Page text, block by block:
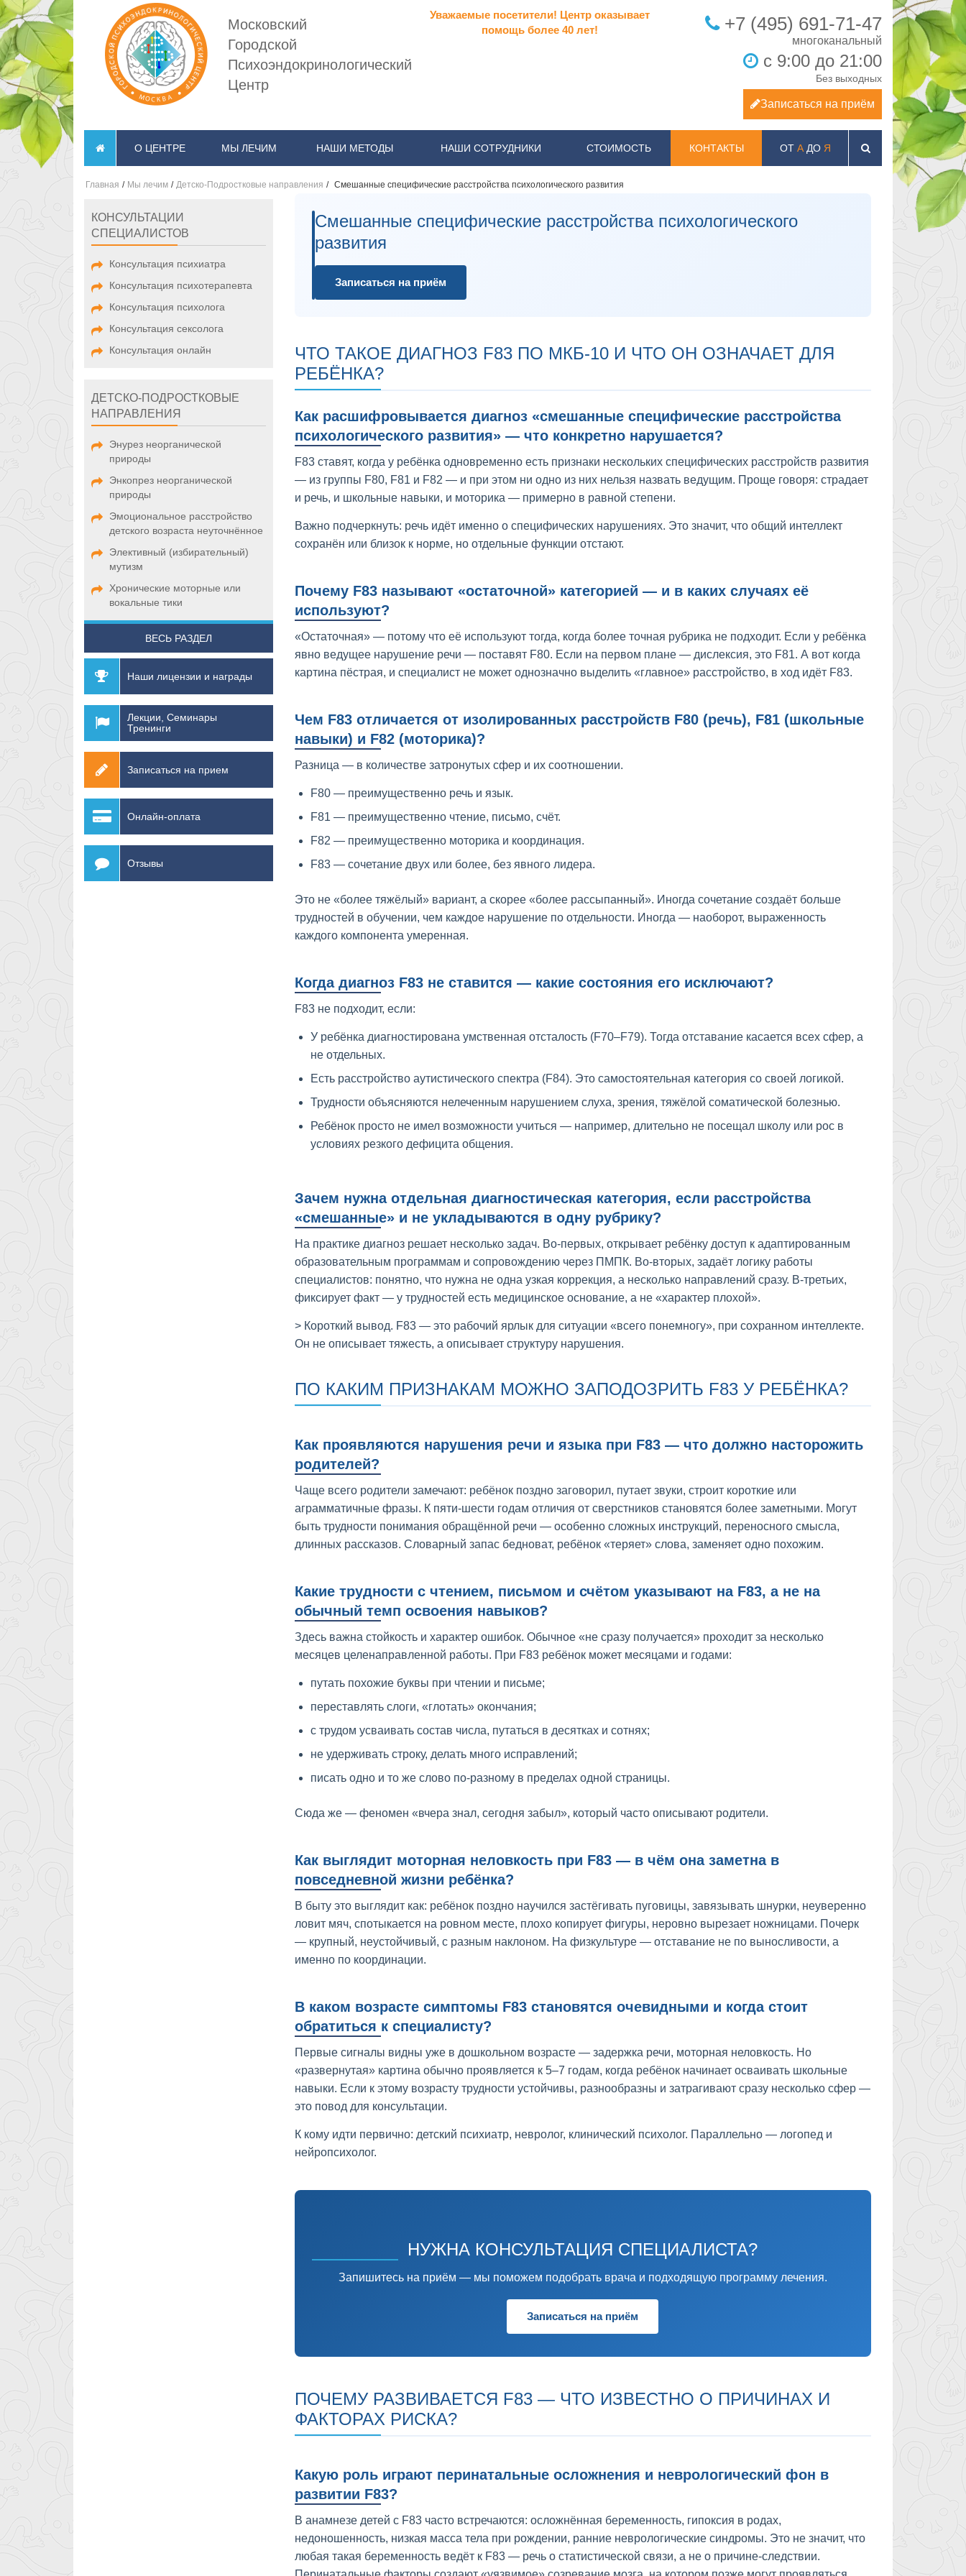
Московский
Городской
Психоэндокринологический
Центр
Уважаемые посетители! Центр оказывает
помощь более 40 лет!
+7 (495) 691-71-47
с 9:00 до 21:00
Без выходных
Записаться на приём
О ЦЕНТРЕ МЫ ЛЕЧИМ НАШИ МЕТОДЫ НАШИ СОТРУДНИКИ СТОИМОСТЬ КОНТАКТЫ ОТ АДО Я
Главная / Мы лечим / Детско-Подростковые направления / Смешанные специфические расстройства психологического развития
КОНСУЛЬТАЦИИ
СПЕЦИАЛИСТОВ
Консультация психиатра
Консультация психотерапевта
Консультация психолога
Консультация сексолога
Консультация онлайн
ДЕТСКО-ПОДРОСТКОВЫЕ
НАПРАВЛЕНИЯ
Энурез неорганической
природы
Энкопрез неорганической
природы
Эмоциональное расстройство
детского возраста неуточнённое
Элективный (избирательный)
мутизм
Хронические моторные или
вокальные тики
ВЕСЬ РАЗДЕЛ
Наши лицензии и награды
Лекции, Семинары
Тренинги
Записаться на прием
Онлайн-оплата
Отзывы
Смешанные специфические расстройства психологического
развития
Записаться на приём
ЧТО ТАКОЕ ДИАГНОЗ F83 ПО МКБ-10 И ЧТО ОН ОЗНАЧАЕТ ДЛЯ
РЕБЁНКА?
Как расшифровывается диагноз «смешанные специфические расстройства
психологического развития» — что конкретно нарушается?
F83 ставят, когда у ребёнка одновременно есть признаки нескольких специфических расстройств развития
— из группы F80, F81 и F82 — и при этом ни одно из них нельзя назвать ведущим. Проще говоря: страдает
и речь, и школьные навыки, и моторика — примерно в равной степени.
Важно подчеркнуть: речь идёт именно о специфических нарушениях. Это значит, что общий интеллект
сохранён или близок к норме, но отдельные функции отстают.
Почему F83 называют «остаточной» категорией — и в каких случаях её
используют?
«Остаточная» — потому что её используют тогда, когда более точная рубрика не подходит. Если у ребёнка
явно ведущее нарушение речи — поставят F80. Если на первом плане — дислексия, это F81. А вот когда
картина пёстрая, и специалист не может однозначно выделить «главное» расстройство, в ход идёт F83.
Чем F83 отличается от изолированных расстройств F80 (речь), F81 (школьные
навыки) и F82 (моторика)?
Разница — в количестве затронутых сфер и их соотношении.
F80 — преимущественно речь и язык.
F81 — преимущественно чтение, письмо, счёт.
F82 — преимущественно моторика и координация.
F83 — сочетание двух или более, без явного лидера.
Это не «более тяжёлый» вариант, а скорее «более рассыпанный». Иногда сочетание создаёт больше
трудностей в обучении, чем каждое нарушение по отдельности. Иногда — наоборот, выраженность
каждого компонента умеренная.
Когда диагноз F83 не ставится — какие состояния его исключают?
F83 не подходит, если:
У ребёнка диагностирована умственная отсталость (F70–F79). Тогда отставание касается всех сфер, а
не отдельных.
Есть расстройство аутистического спектра (F84). Это самостоятельная категория со своей логикой.
Трудности объясняются нелеченным нарушением слуха, зрения, тяжёлой соматической болезнью.
Ребёнок просто не имел возможности учиться — например, длительно не посещал школу или рос в
условиях резкого дефицита общения.
Зачем нужна отдельная диагностическая категория, если расстройства
«смешанные» и не укладываются в одну рубрику?
На практике диагноз решает несколько задач. Во-первых, открывает ребёнку доступ к адаптированным
образовательным программам и сопровождению через ПМПК. Во-вторых, задаёт логику работы
специалистов: понятно, что нужна не одна узкая коррекция, а несколько направлений сразу. В-третьих,
фиксирует факт — у трудностей есть медицинское основание, а не «характер плохой».
> Короткий вывод. F83 — это рабочий ярлык для ситуации «всего понемногу», при сохранном интеллекте.
Он не описывает тяжесть, а описывает структуру нарушения.
ПО КАКИМ ПРИЗНАКАМ МОЖНО ЗАПОДОЗРИТЬ F83 У РЕБЁНКА?
Как проявляются нарушения речи и языка при F83 — что должно насторожить
родителей?
Чаще всего родители замечают: ребёнок поздно заговорил, путает звуки, строит короткие или
аграмматичные фразы. К пяти-шести годам отличия от сверстников становятся более заметными. Могут
быть трудности понимания обращённой речи — особенно сложных инструкций, переносного смысла,
длинных рассказов. Словарный запас бедноват, ребёнок «теряет» слова, заменяет одно похожим.
Какие трудности с чтением, письмом и счётом указывают на F83, а не на
обычный темп освоения навыков?
Здесь важна стойкость и характер ошибок. Обычное «не сразу получается» проходит за несколько
месяцев целенаправленной работы. При F83 ребёнок может месяцами и годами:
путать похожие буквы при чтении и письме;
переставлять слоги, «глотать» окончания;
с трудом усваивать состав числа, путаться в десятках и сотнях;
не удерживать строку, делать много исправлений;
писать одно и то же слово по-разному в пределах одной страницы.
Сюда же — феномен «вчера знал, сегодня забыл», который часто описывают родители.
Как выглядит моторная неловкость при F83 — в чём она заметна в
повседневной жизни ребёнка?
В быту это выглядит как: ребёнок поздно научился застёгивать пуговицы, завязывать шнурки, неуверенно
ловит мяч, спотыкается на ровном месте, плохо копирует фигуры, неровно вырезает ножницами. Почерк
— крупный, неустойчивый, с разным наклоном. На физкультуре — отставание не по выносливости, а
именно по координации.
В каком возрасте симптомы F83 становятся очевидными и когда стоит
обратиться к специалисту?
Первые сигналы видны уже в дошкольном возрасте — задержка речи, моторная неловкость. Но
«развернутая» картина обычно проявляется к 5–7 годам, когда ребёнок начинает осваивать школьные
навыки. Если к этому возрасту трудности устойчивы, разнообразны и затрагивают сразу несколько сфер —
это повод для консультации.
К кому идти первично: детский психиатр, невролог, клинический психолог. Параллельно — логопед и
нейропсихолог.
НУЖНА КОНСУЛЬТАЦИЯ СПЕЦИАЛИСТА?
Запишитесь на приём — мы поможем подобрать врача и подходящую программу лечения.
Записаться на приём
ПОЧЕМУ РАЗВИВАЕТСЯ F83 — ЧТО ИЗВЕСТНО О ПРИЧИНАХ И
ФАКТОРАХ РИСКА?
Какую роль играют перинатальные осложнения и неврологический фон в
развитии F83?
В анамнезе детей с F83 часто встречаются: осложнённая беременность, гипоксия в родах,
недоношенность, низкая масса тела при рождении, ранние неврологические синдромы. Это не значит, что
любая такая беременность ведёт к F83 — речь о статистической связи, а не о причине-следствии.